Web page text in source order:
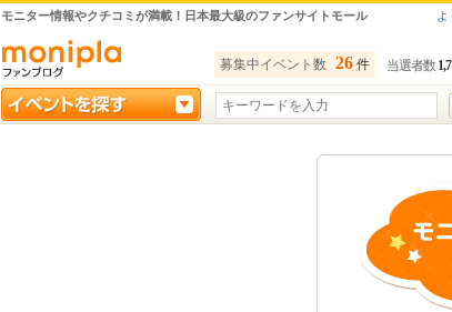
モニター情報やクチコミが満載！日本最大級のファンサイトモール
募集中イベント数 26 件 当選者数